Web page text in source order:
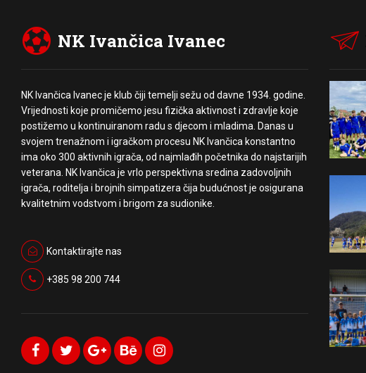
NK Ivančica Ivanec
NK Ivančica Ivanec je klub čiji temelji sežu od davne 1934. godine.
Vrijednosti koje promičemo jesu fizička aktivnost i zdravlje koje
postižemo u kontinuiranom radu s djecom i mladima. Danas u
svojem trenažnom i igračkom procesu NK Ivančica konstantno
ima oko 300 aktivnih igrača, od najmlađih početnika do najstarijih
veterana. NK Ivančica je vrlo perspektivna sredina zadovoljnih
igrača, roditelja i brojnih simpatizera čija budućnost je osigurana
kvalitetnim vodstvom i brigom za sudionike.
Kontaktirajte nas
+385 98 200 744